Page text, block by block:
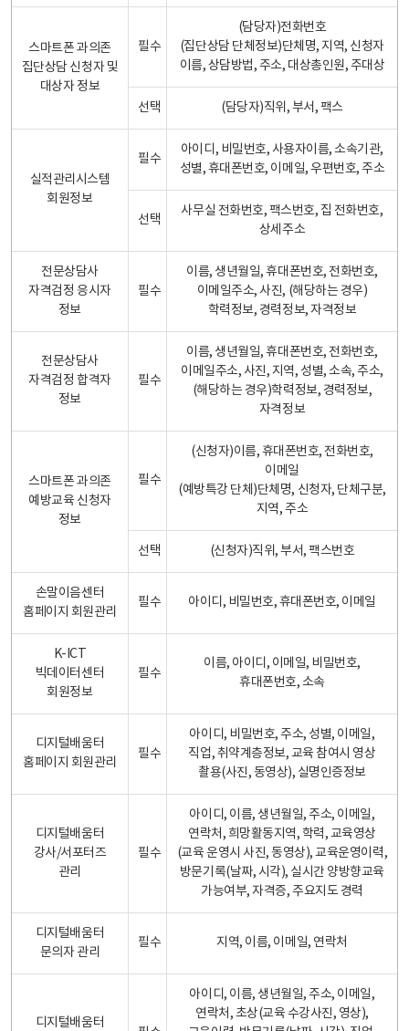
스마트폰 과의존
집단상담 신청자 및
대상자 정보
필수
(담당자)전화번호
(집단상담 단체정보)단체명, 지역, 신청자
이름, 상담방법, 주소, 대상총인원, 주대상
선택 (담당자)직위, 부서, 팩스
실적관리시스템
회원정보
필수
아이디, 비밀번호, 사용자이름, 소속기관,
성별, 휴대폰번호, 이메일, 우편번호, 주소
선택
사무실 전화번호, 팩스번호, 집 전화번호,
상세주소
전문상담사
자격검정 응시자
정보
필수
이름, 생년월일, 휴대폰번호, 전화번호,
이메일주소, 사진, (해당하는 경우)
학력정보, 경력정보, 자격정보
전문상담사
자격검정 합격자
정보
필수
이름, 생년월일, 휴대폰번호, 전화번호,
이메일주소, 사진, 지역, 성별, 소속, 주소,
(해당하는 경우)학력정보, 경력정보,
자격정보
스마트폰 과의존
예방교육 신청자
정보
필수
(신청자)이름, 휴대폰번호, 전화번호,
이메일
(예방특강 단체)단체명, 신청자, 단체구분,
지역, 주소
선택 (신청자)직위, 부서, 팩스번호
손말이음센터
홈페이지 회원관리
필수 아이디, 비밀번호, 휴대폰번호, 이메일
K-ICT
빅데이터센터
회원정보
필수
이름, 아이디, 이메일, 비밀번호,
휴대폰번호, 소속
디지털배움터
홈페이지 회원관리
필수
아이디, 비밀번호, 주소, 성별, 이메일,
직업, 취약계층정보, 교육 참여시 영상
촬용(사진, 동영상), 실명인증정보
디지털배움터
강사/서포터즈
관리
필수
아이디, 이름, 생년월일, 주소, 이메일,
연락처, 희망활동지역, 학력, 교육영상
(교육 운영시 사진, 동영상), 교육운영이력,
방문기록(날짜, 시각), 실시간 양방향교육
가능여부, 자격증, 주요지도 경력
디지털배움터
문의자 관리
필수 지역, 이름, 이메일, 연락처
디지털배움터
아이디, 이름, 생년월일, 주소, 이메일,
연락처, 초상(교육 수강사진, 영상),